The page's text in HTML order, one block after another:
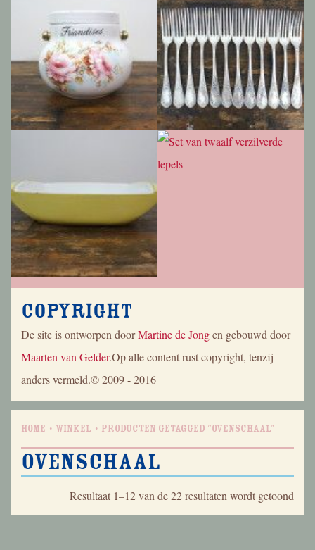
Copyright
De site is ontworpen doorMartine de Jongen gebouwd door
Maarten van Gelder.Op alle content rust copyright, tenzij
anders vermeld.© 2009 - 2016
Home Winkel Producten getagged “ovenschaal”
ovenschaal
Resultaat 1–12 van de 22 resultaten wordt getoond
op